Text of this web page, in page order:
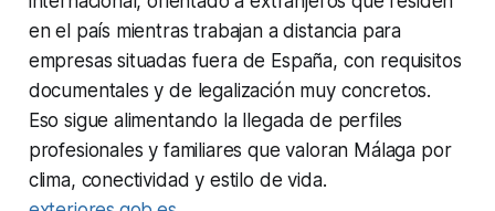
en el país mientras trabajan a distancia para
empresas situadas fuera de España, con requisitos
documentales y de legalización muy concretos.
Eso sigue alimentando la llegada de perfiles
profesionales y familiares que valoran Málaga por
clima, conectividad y estilo de vida.